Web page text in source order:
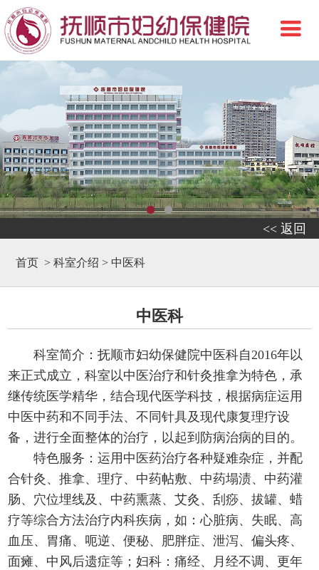
<< 返回
首页 >科室介绍 > 中医科
中医科
科室简介：抚顺市妇幼保健院中医科自2016年以
来正式成立，科室以中医治疗和针灸推拿为特色，承
继传统医学精华，结合现代医学科技，根据病症运用
中医中药和不同手法、不同针具及现代康复理疗设
备，进行全面整体的治疗，以起到防病治病的目的。
特色服务：运用中医药治疗各种疑难杂症，并配
合针灸、推拿、理疗、中药帖敷、中药塌渍、中药灌
肠、穴位埋线及、中药熏蒸、艾灸、刮痧、拔罐、蜡
疗等综合方法治疗内科疾病，如：心脏病、失眠、高
血压、胃痛、呃逆、便秘、肥胖症、泄泻、偏头疼、
面瘫、中风后遗症等；妇科：痛经、月经不调、更年